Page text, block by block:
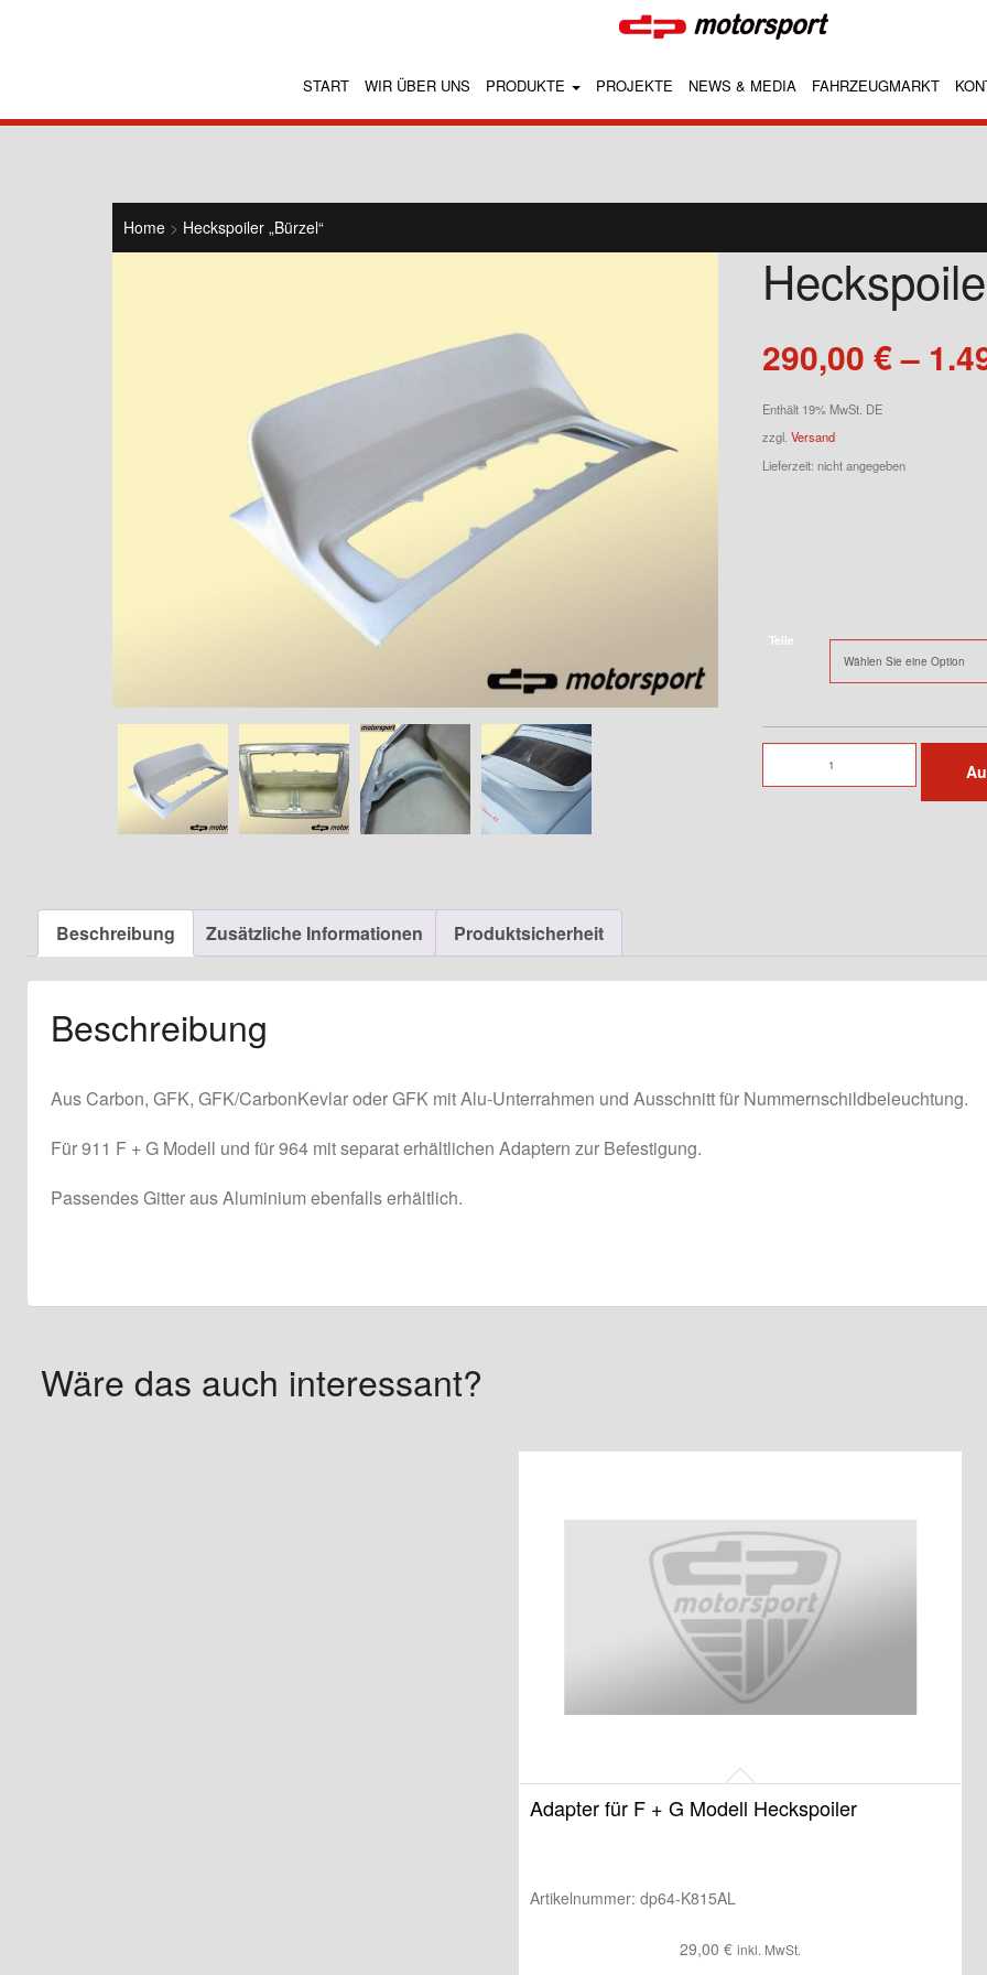
START WIR ÜBER UNS PRODUKTE PROJEKTE NEWS & MEDIA FAHRZEUGMARKT
Home > Heckspoiler „Bürzel“
290,00 €–
Enthält 19% MwSt. DE
zzgl. Versand
Lieferzeit: nicht angegeben
Teile
"Bürzel"
Beschreibung Zusätzliche Informationen Produktsicherheit
Beschreibung
Aus Carbon, GFK, GFK/CarbonKevlar oder GFK mit Alu-Unterrahmen und Ausschnitt für Nummernschildbeleuchtung.
Für 911 F + G Modell und für 964 mit separat erhältlichen Adaptern zur Befestigung.
Passendes Gitter aus Aluminium ebenfalls erhältlich.
Wäre das auch interessant?
Adapter für F + G Modell Heckspoiler
Artikelnummer:dp64-K815AL
29,00 € inkl. MwSt.